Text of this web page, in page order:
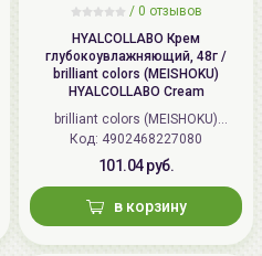
/ 0 отзывов
HYALCOLLABO Крем
глубокоувлажняющий, 48г /
brilliant colors (MEISHOKU)
HYALCOLLABO Cream
brilliant colors (MEISHOKU)
(Япония)
Код: 4902468227080
101.04 руб.
в корзину